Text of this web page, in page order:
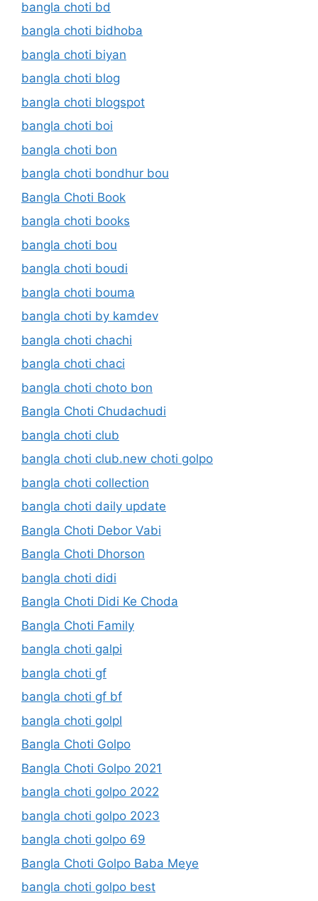
bangla choti bd
bangla choti bidhoba
bangla choti biyan
bangla choti blog
bangla choti blogspot
bangla choti boi
bangla choti bon
bangla choti bondhur bou
Bangla Choti Book
bangla choti books
bangla choti bou
bangla choti boudi
bangla choti bouma
bangla choti by kamdev
bangla choti chachi
bangla choti chaci
bangla choti choto bon
Bangla Choti Chudachudi
bangla choti club
bangla choti club.new choti golpo
bangla choti collection
bangla choti daily update
Bangla Choti Debor Vabi
Bangla Choti Dhorson
bangla choti didi
Bangla Choti Didi Ke Choda
Bangla Choti Family
bangla choti galpi
bangla choti gf
bangla choti gf bf
bangla choti golpl
Bangla Choti Golpo
Bangla Choti Golpo 2021
bangla choti golpo 2022
bangla choti golpo 2023
bangla choti golpo 69
Bangla Choti Golpo Baba Meye
bangla choti golpo best